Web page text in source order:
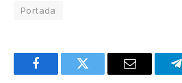
Portada
FacebookTwitter Email